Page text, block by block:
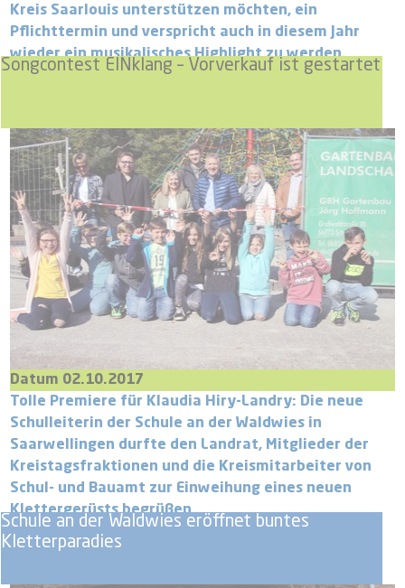
Songcontest EINklang – Vorverkauf ist gestartet
Kreis Saarlouis unterstützen möchten, ein
Pflichttermin und verspricht auch in diesem Jahr
wieder ein musikalisches Highlight zu werden.
Schule an der Waldwies eröffnet buntes
Kletterparadies
Datum 02.10.2017
Tolle Premiere für Klaudia Hiry-Landry: Die neue
Schulleiterin der Schule an der Waldwies in
Saarwellingen durfte den Landrat, Mitglieder der
Kreistagsfraktionen und die Kreismitarbeiter von
Schul- und Bauamt zur Einweihung eines neuen
Klettergerüsts begrüßen.